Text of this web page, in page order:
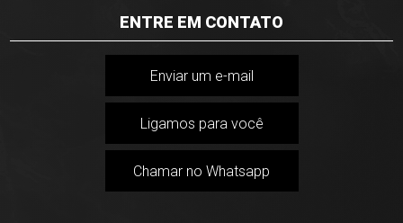
ENTRE EM CONTATO
Enviar um e-mail
Ligamos para você
Chamar no Whatsapp